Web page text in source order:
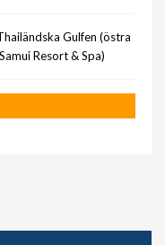
Gulfen (östra
Resort & Spa)